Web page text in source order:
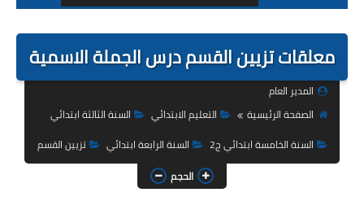
التربية التحضيرية
السنة الثانية ابتدائي
السنة الثالثة ابتدائي
معلقات تزيين القسم درس الجملة الاسمية
المدير العام
الصفحة الرئيسية
التعليم الابتدائي
السنة الثالثة ابتدائي
السنة الخامسة ابتدائي ج2
السنة الرابعة ابتدائي
تزيين القسم
الحجم